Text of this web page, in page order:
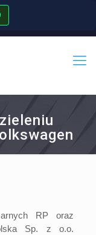
RP oraz
Sp. z o.o.